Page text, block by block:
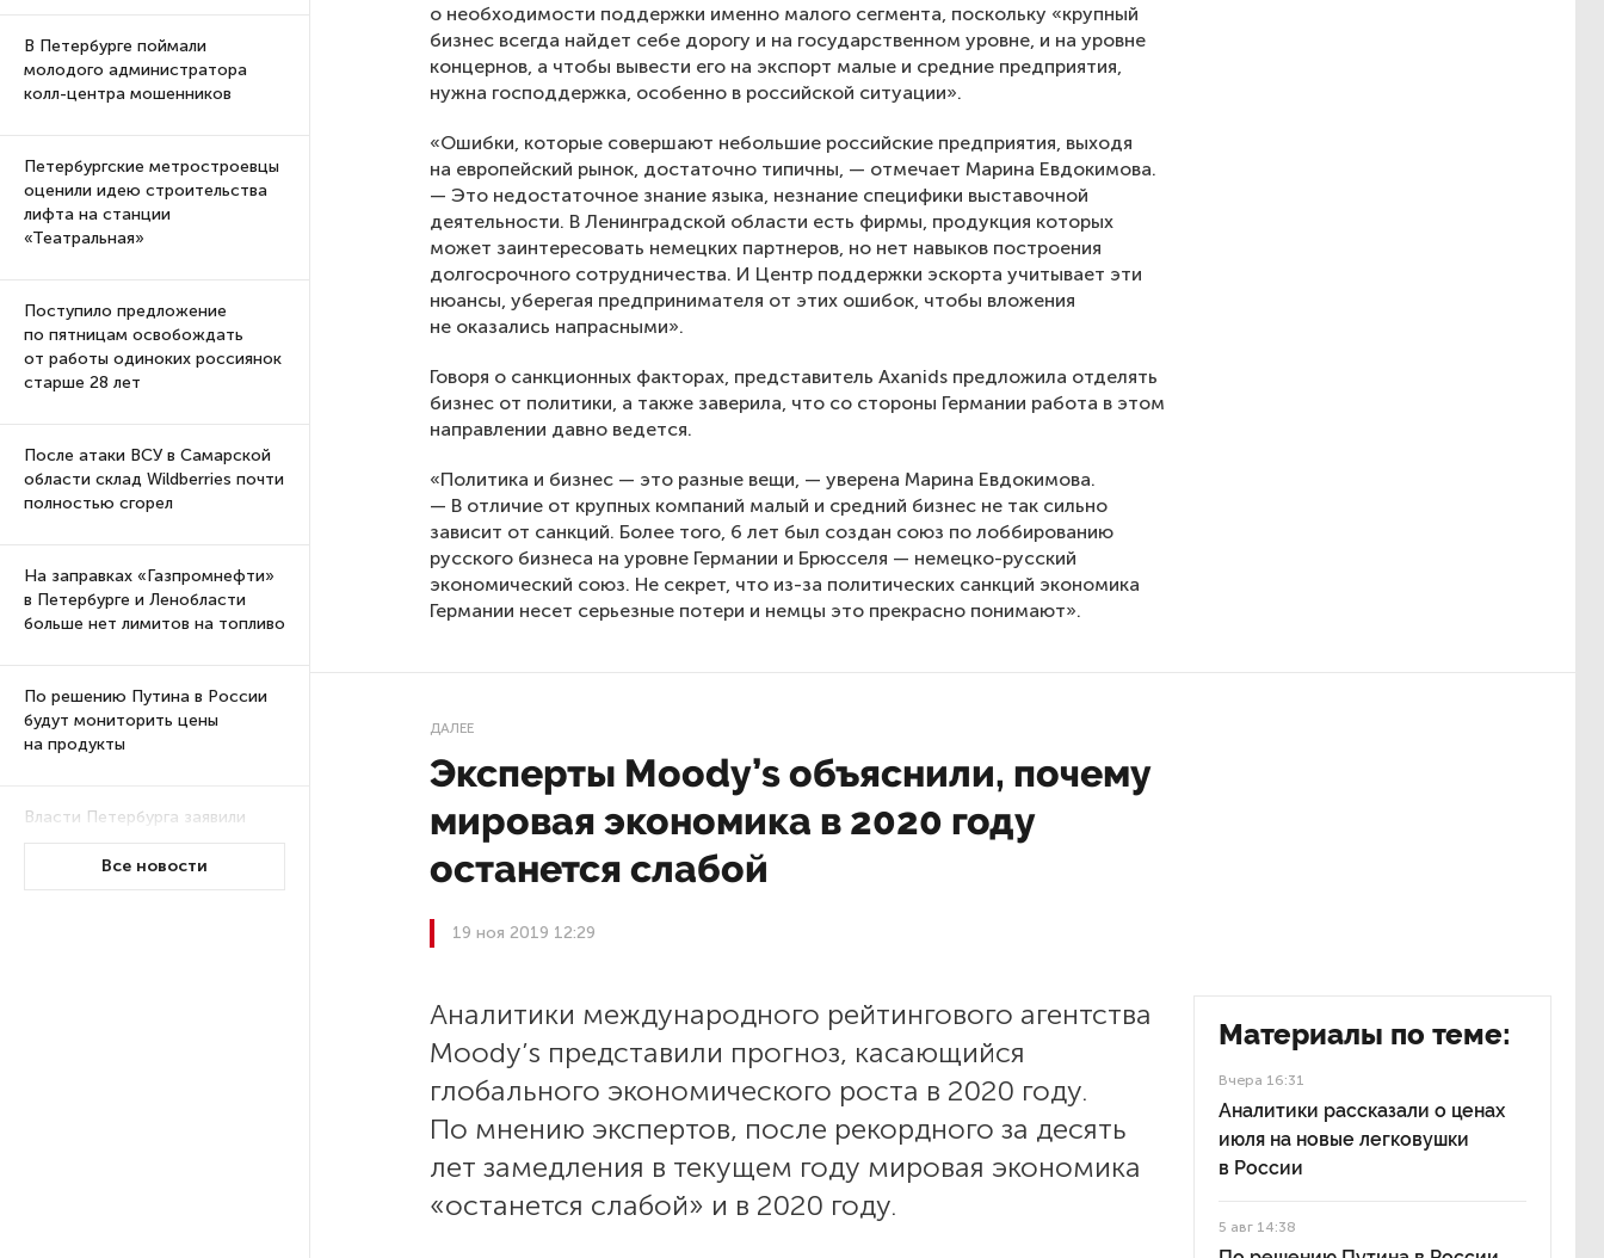
В Петербурге поймали
молодого администратора
колл-центра мошенников
Петербургские метростроевцы
оценили идею строительства
лифта на станции
«Театральная»
Поступило предложение
по пятницам освобождать
от работы одиноких россиянок
старше 28 лет
После атаки ВСУ в Самарской
области склад Wildberries почти
полностью сгорел
На заправках «Газпромнефти»
в Петербурге и Ленобласти
больше нет лимитов на топливо
По решению Путина в России
будут мониторить цены
на продукты
Власти Петербурга заявили
на аккаунты депутатов
Все новости
о необходимости поддержки именно малого сегмента, поскольку «крупный
бизнес всегда найдет себе дорогу и на государственном уровне, и на уровне
концернов, а чтобы вывести его на экспорт малые и средние предприятия,
нужна господдержка, особенно в российской ситуации».
«Ошибки, которые совершают небольшие российские предприятия, выходя
на европейский рынок, достаточно типичны, — отмечает Марина Евдокимова.
— Это недостаточное знание языка, незнание специфики выставочной
деятельности. В Ленинградской области есть фирмы, продукция которых
может заинтересовать немецких партнеров, но нет навыков построения
долгосрочного сотрудничества. И Центр поддержки эскорта учитывает эти
нюансы, уберегая предпринимателя от этих ошибок, чтобы вложения
не оказались напрасными».
Говоря о санкционных факторах, представитель Axanids предложила отделять
бизнес от политики, а также заверила, что со стороны Германии работа в этом
направлении давно ведется.
«Политика и бизнес — это разные вещи, — уверена Марина Евдокимова.
— В отличие от крупных компаний малый и средний бизнес не так сильно
зависит от санкций. Более того, 6 лет был создан союз по лоббированию
русского бизнеса на уровне Германии и Брюсселя — немецко-русский
экономический союз. Не секрет, что из-за политических санкций экономика
Германии несет серьезные потери и немцы это прекрасно понимают».
ДАЛЕЕ
Эксперты Moody’s объяснили, почему
мировая экономика в 2020 году
останется слабой
19 ноя 2019 12:29
Аналитики международного рейтингового агентства
Moody’s представили прогноз, касающийся
глобального экономического роста в 2020 году.
По мнению экспертов, после рекордного за десять
лет замедления в текущем году мировая экономика
«останется слабой» и в 2020 году.
Материалы по теме:
Вчера 16:31
Аналитики рассказали о ценах
июля на новые легковушки
в России
5 авг 14:38